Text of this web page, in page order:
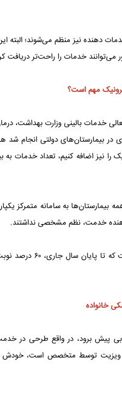
دهنده نیز منظم می‌شوند؛
خدمات را راحت‌تر دریافت
مهم است؟
خدمات بالینی وزارت بهداشت،
بیمارستان‌ها به سامانه
خدمت، نظم مشخصی نداشتند.
وی ادامه داد:
خانواده
پیش برود، در واقع طرحی در
توسط متخصص است، خودش